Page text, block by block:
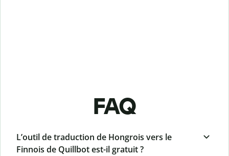
FAQ
L’outil de traduction de Hongrois vers le
Finnois de Quillbot est-il gratuit ?